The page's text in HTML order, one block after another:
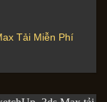
Tải Miễn Phí